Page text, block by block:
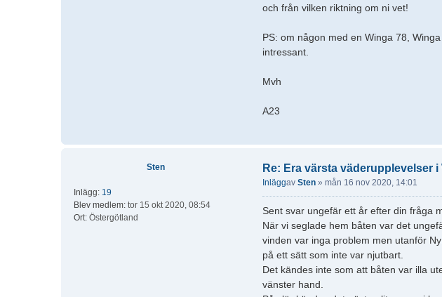
och från vilken riktning om ni vet!
PS: om någon med en Winga 78,
intressant.
Mvh
A23
Sten
Inlägg: 19
Blev medlem: tor 15 okt 2020, 08:54
Ort: Östergötland
Re: Era värsta väderupplevelser i
Inläggav Sten » mån 16 nov 2020, 14:01
Sent svar ungefär ett år efter din fråga
När vi seglade hem båten var det
vinden var inga problem men utanför
på ett sätt som inte var njutbart.
Det kändes inte som att båten var illa
vänster hand.